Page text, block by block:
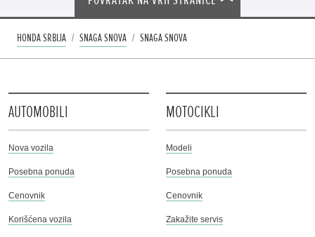
HONDA SRBIJA SNAGA SNOVA SNAGA SNOVA
AUTOMOBILI
Nova vozila
Posebna ponuda
Cenovnik
Korišćena vozila
MOTOCIKLI
Modeli
Posebna ponuda
Cenovnik
Zakažite servis